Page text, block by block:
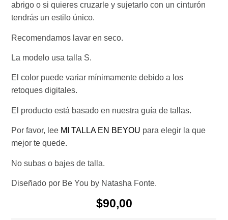
abrigo o si quieres cruzarle y sujetarlo con un cinturón
tendrás un estilo único.
Recomendamos lavar en seco.
La modelo usa talla S.
El color puede variar mínimamente debido a los
retoques digitales.
El producto está basado en nuestra guía de tallas.
Por favor, lee MI TALLA EN BEYOU para elegir la que
mejor te quede.
No subas o bajes de talla.
Diseñado por Be You by Natasha Fonte.
$90,00